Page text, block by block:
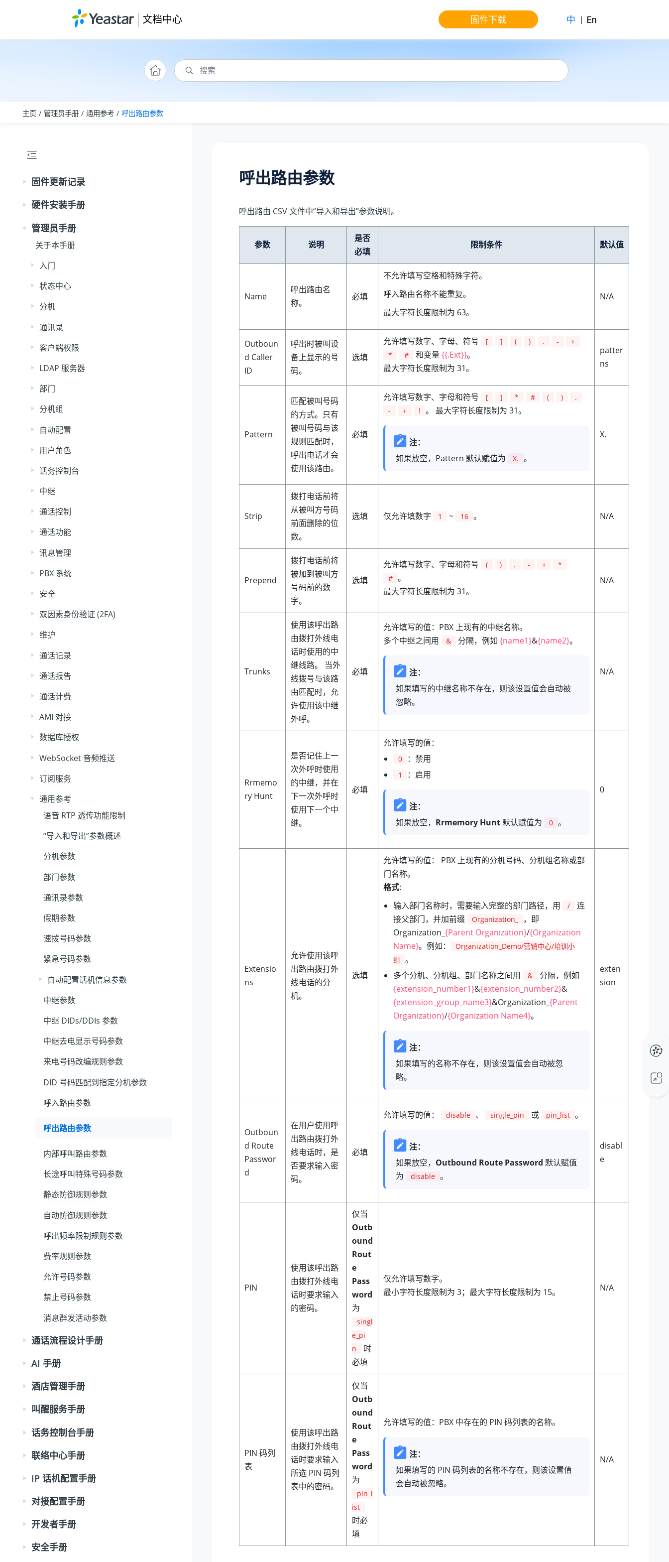
文档中心 固件下载 中 | En
主页 管理员手册 通用参考 呼出路由参数
固件更新记录
硬件安装手册
管理员手册
关于本手册
入门
状态中心
分机
通讯录
客户端权限
LDAP 服务器
部门
分机组
自动配置
用户角色
话务控制台
中继
通话控制
通话功能
讯息管理
PBX 系统
安全
双因素身份验证 (2FA)
维护
通话记录
通话报告
通话计费
AMI 对接
数据库授权
WebSocket 音频推送
订阅服务
通用参考
语音 RTP 透传功能限制
“导入和导出”参数概述
分机参数
部门参数
通讯录参数
假期参数
速拨号码参数
紧急号码参数
自动配置话机信息参数
中继参数
中继 DIDs/DDIs 参数
中继去电显示号码参数
来电号码改编规则参数
DID 号码匹配到指定分机参数
呼入路由参数
呼出路由参数
内部呼叫路由参数
长途呼叫特殊号码参数
静态防御规则参数
自动防御规则参数
呼出频率限制规则参数
费率规则参数
允许号码参数
禁止号码参数
消息群发活动参数
通话流程设计手册
AI 手册
酒店管理手册
叫醒服务手册
话务控制台手册
联络中心手册
IP 话机配置手册
对接配置手册
开发者手册
安全手册
呼出路由参数
呼出路由 CSV 文件中“导入和导出”参数说明。
参数 说明
是否
必填
限制条件 默认值
Name
呼出路由名
称。
必填
不允许填写空格和特殊字符。
呼入路由名称不能重复。
最大字符长度限制为 63。
N/A
Outboun
d Caller
ID
呼出时被叫设
备上显示的号
码。
选填
允许填写数字、字母、符号 [ ] ( ) . -
+
*
# 和变量 {{.Ext}}。
最大字符长度限制为 31。
patter
ns
Pattern
匹配被叫号码
的方式。只有
被叫号码与该
规则匹配时，
呼出电话才会
使用该路由。
必填
允许填写数字、字母和符号 [ ] * # ( )
.
-
+ ! 。 最大字符长度限制为 31。
注：
如果放空，Pattern 默认赋值为
X. 。
X.
Strip
拨打电话前将
从被叫方号码
前面删除的位
数。
选填 仅允许填数字 1 ~ 16 。 N/A
Prepend
拨打电话前将
被加到被叫方
号码前的数
字。
选填
允许填写数字、字母和符号 ( ) . - +
*
# 。
最大字符长度限制为 31。
N/A
Trunks
使用该呼出路
由拨打外线电
话时使用的中
继线路。 当外
线拨号与该路
由匹配时，允
许使用该中继
外呼。
必填
允许填写的值：PBX 上现有的中继名称。
多个中继之间用
& 分隔，例如 {name1}&{name2}。
注：
如果填写的中继名称不存在，则该设置值会自动被
忽略。
N/A
Rrmemo
ry Hunt
是否记住上一
次外呼时使用
的中继，并在
下一次外呼时
使用下一个中
继。
必填
允许填写的值：
0 ：禁用
1 ：启用
注：
如果放空， Rrmemory Hunt默认赋值为 0 。
0
Extensio
ns
允许使用该呼
出路由拨打外
线电话的分
机。
选填
允许填写的值： PBX 上现有的分机号码、分机组名称或部
门名称。
格式:
输入部门名称时，需要输入完整的部门路径，用
/
连
接父部门，并加前缀
Organization_
，即
Organization_ {Parent Organization}/{Organization
Name}。例如：
Organization_Demo/营销中心/培训小
组 。
多个分机、分机组、部门名称之间用
&
分隔，例如
{extension_number1}&{extension_number2}&
{extension_group_name3}&Organization_ {Parent
Organization}/{Organization Name4}。
注：
如果填写的名称不存在，则该设置值会自动被忽
略。
exten
sion
Outboun
d Route
Passwor
d
在用户使用呼
出路由拨打外
线电话时，是
否要求输入密
码。
必填
允许填写的值： disable 、 single_pin 或 pin_list 。
注：
如果放空， Outbound Route Password 默认赋值
为
disable 。
disabl
e
PIN
使用该呼出路
由拨打外线电
话时要求输入
的密码。
仅当
Outb
ound
Rout
e
Pass
word
为
singl
e_pi
n
时
必填
仅允许填写数字。
最小字符长度限制为 3；最大字符长度限制为 15。
N/A
PIN 码列
表
使用该呼出路
由拨打外线电
话时要求输入
所选 PIN 码列
表中的密码。
仅当
Outb
ound
Rout
e
Pass
word
为
pin_l
ist
时必
填
允许填写的值：PBX 中存在的 PIN 码列表的名称。
注：
如果填写的 PIN 码列表的名称不存在，则该设置值
会自动被忽略。
N/A